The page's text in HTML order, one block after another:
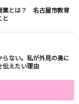
業とは？ 名古屋市教育
と
ない。私が外見の奥に
伝えたい理由